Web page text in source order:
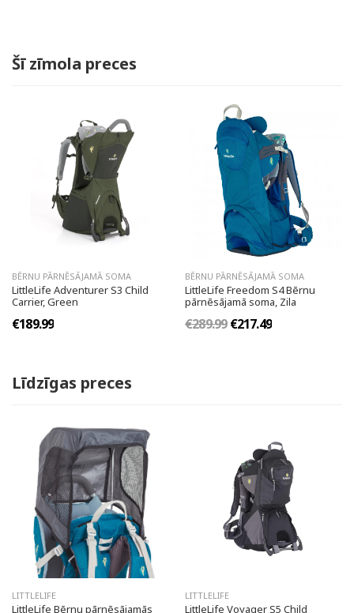
Šī zīmola preces
BĒRNU PĀRNĒSĀJAMĀ SOMA
LittleLife Adventurer S3 Child
Carrier, Green
€189.99
BĒRNU PĀRNĒSĀJAMĀ SOMA
LittleLife Freedom S4 Bērnu
pārnēsājamā soma, Zila
€289.99€217.49
Līdzīgas preces
LITTLELIFE
LittleLife Bērnu pārnēsājamās
LITTLELIFE
LittleLife Voyager S5 Child